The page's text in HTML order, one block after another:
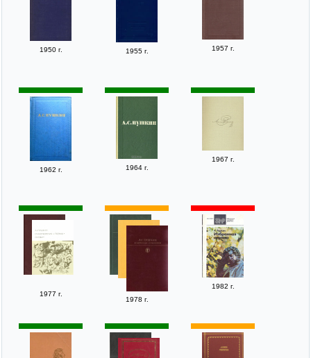
1950 г. 1955 г. 1957 г.
1962 г. 1964 г.
1967 г.
1977 г.
1978 г.
1982 г.